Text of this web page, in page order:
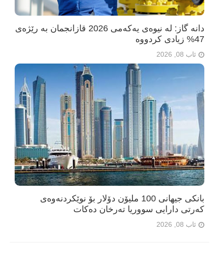
دانە گاز: لە نیوەی یەکەمی 2026 قازانجمان بە رێژەی
47% زیادی کردووە
ئاب 08, 2026
بانکی جیهانی 100 ملیۆن دۆلار بۆ نوێکردنەوەی
کەرتی دارایی سووریا تەرخان دەکات
ئاب 08, 2026